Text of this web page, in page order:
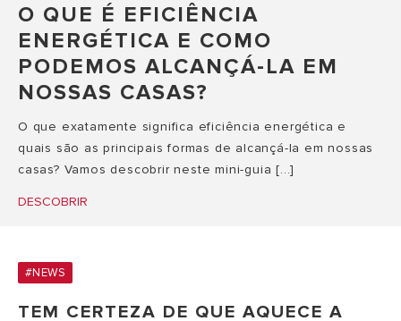
O QUE É EFICIÊNCIA
ENERGÉTICA E COMO
PODEMOS ALCANÇÁ-LA EM
NOSSAS CASAS?
O que exatamente significa eficiência energética e
quais são as principais formas de alcançá-la em nossas
casas? Vamos descobrir neste mini-guia [...]
DESCOBRIR
#NEWS
TEM CERTEZA DE QUE AQUECE A